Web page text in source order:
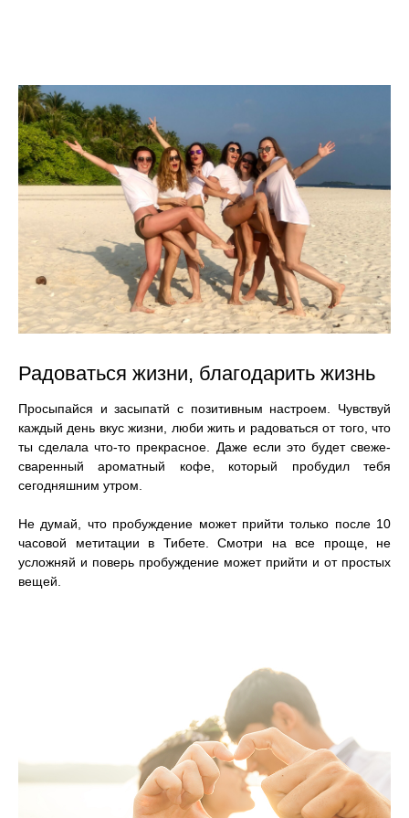
Радоваться жизни, благодарить жизнь
Просыпайся и засыпатй с позитивным настроем. Чувствуй
каждый день вкус жизни, люби жить и радоваться от того, что
ты сделала что-то прекрасное. Даже если это будет свеже-
сваренный ароматный кофе, который пробудил тебя
сегодняшним утром.
Не думай, что пробуждение может прийти только после 10
часовой метитации в Тибете. Смотри на все проще, не
усложняй и поверь пробуждение может прийти и от простых
вещей.